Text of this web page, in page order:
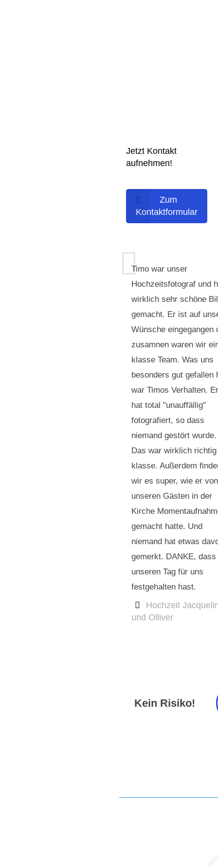
Jetzt Kontakt
aufnehmen!
Zum
Kontaktformular
Timo war unser
Hochzeitsfotograf und
wirklich sehr schöne
gemacht. Er ist auf
Wünsche eingegangen
zusamnen waren wir
klasse Team. Was uns
besonders gut gefallen
war Timos Verhalten. Er
hat total "unauffällig"
fotografiert, so dass
niemand gestört wurde.
Das war wirklich richtig
klasse. Außerdem
wir es super, wie er von
unseren Gästen in der
Kirche
gemacht hatte. Und
niemand hat etwas
gemerkt. DANKE, dass
unseren Tag für uns
festgehalten hast.
Hochzeit
und Olliver
Kein Risiko!